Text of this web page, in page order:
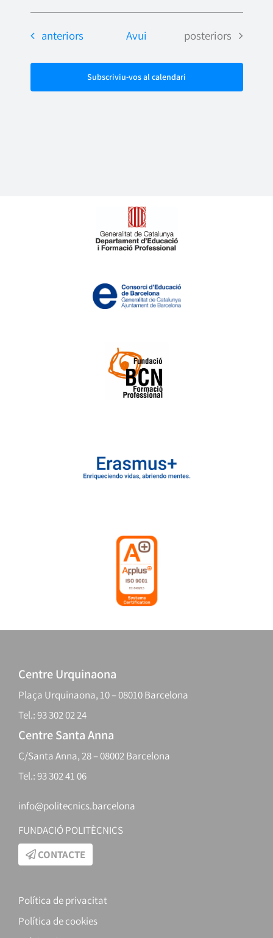
Esdeveniments
anteriors Avui Esdeveniments
posteriors
Subscriviu-vos al calendari
Centre Urquinaona
Plaça Urquinaona, 10 – 08010 Barcelona
Tel.: 93 302 02 24
Centre Santa Anna
C/Santa Anna, 28 – 08002 Barcelona
Tel.: 93 302 41 06
info@politecnics.barcelona
FUNDACIÓ POLITÈCNICS
CONTACTE
Política de privacitat
Política de cookies